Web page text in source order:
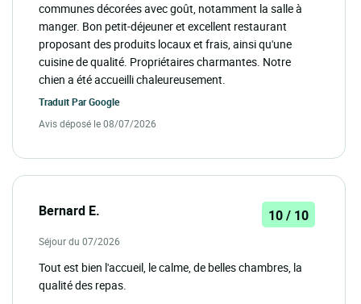
communes décorées avec goût, notamment la salle à
manger. Bon petit-déjeuner et excellent restaurant
proposant des produits locaux et frais, ainsi qu'une
cuisine de qualité. Propriétaires charmantes. Notre
chien a été accueilli chaleureusement.
Traduit ParGoogle
Avis déposé le 08/07/2026
Bernard E. 10 / 10
Séjour du 07/2026
Tout est bien l'accueil, le calme, de belles chambres, la
qualité des repas.